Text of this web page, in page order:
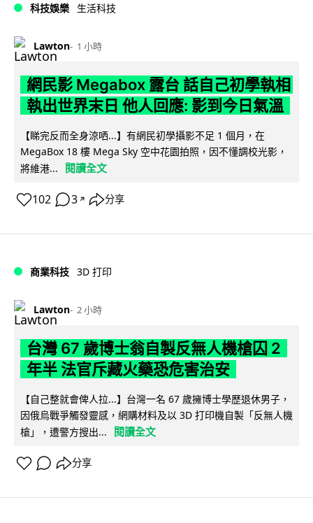
科技娛樂 生活科技
Lawton 1 小時
網民影 Megabox 露台 話自己初學執相
執出世界末日 他人回應: 影到今日氣溫
【睇完反而全身涼哂...】有網民初學攝影不足 1 個月，在
MegaBox 18 樓 Mega Sky 空中花園拍照，因不懂調校光影，
將維港...
閱讀全文
102 3 ↗ 分享
商業科技 3D 打印
Lawton 2 小時
台灣 67 歲博士翁自製反無人機槍囚 2
年半 法官斥藏火藥恐危害治安
【自己整就會俾人拉...】台灣一名 67 歲擁博士學歷退休男子，
因俄烏戰爭觸發靈感，網購材料及以 3D 打印機自製「反無人機
槍」，遭警方搜出...
閱讀全文
分享